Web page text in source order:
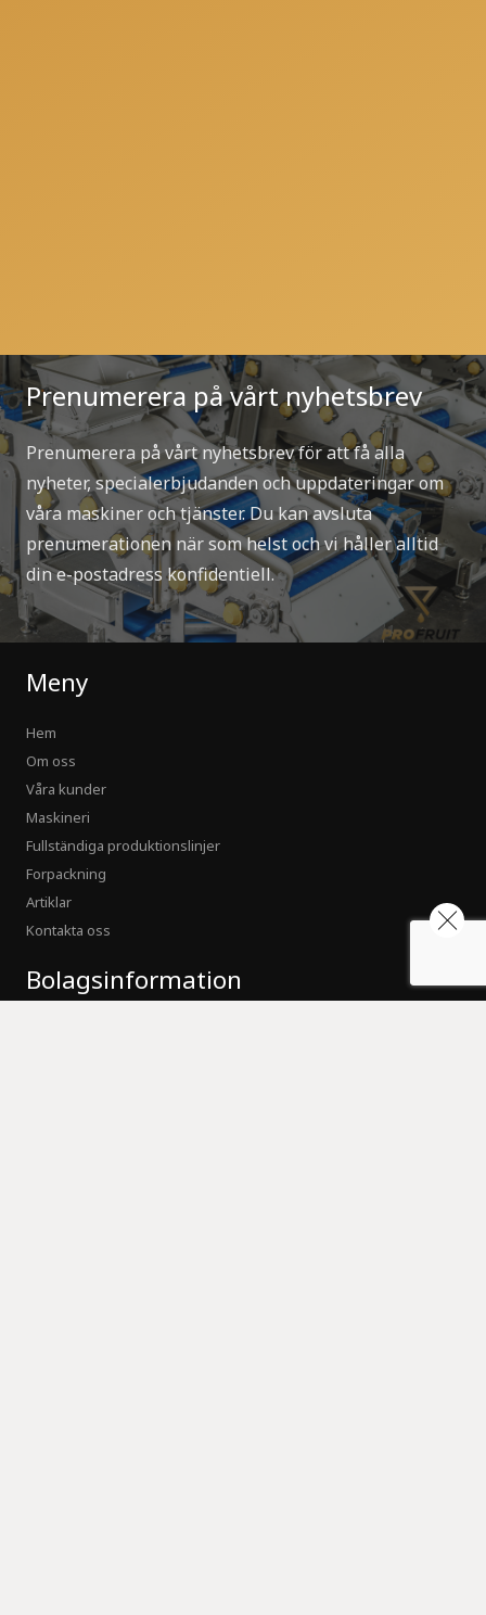
Prenumerera på vårt nyhetsbrev
Prenumerera på vårt nyhetsbrev för att få alla
nyheter, specialerbjudanden och uppdateringar om
våra maskiner och tjänster. Du kan avsluta
prenumerationen när som helst och vi håller alltid
din e-postadress konfidentiell.
Meny
Hem
Om oss
Våra kunder
Maskineri
Fullständiga produktionslinjer
Forpackning
Artiklar
Kontakta oss
Bolagsinformation